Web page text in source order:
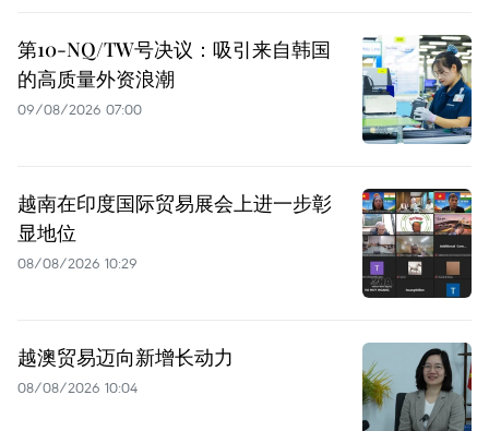
第10-NQ/TW号决议：吸引来自韩国
的高质量外资浪潮
09/08/2026 07:00
越南在印度国际贸易展会上进一步彰
显地位
08/08/2026 10:29
越澳贸易迈向新增长动力
08/08/2026 10:04